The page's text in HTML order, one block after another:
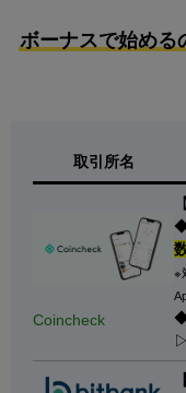
ボーナスで始める
取引所名
Coincheck
【
※
▷